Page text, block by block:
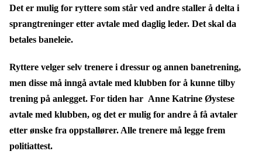
Det er mulig for ryttere som står ved andre staller å delta i
sprangtreninger etter avtale med daglig leder. Det skal da
betales baneleie.
Ryttere velger selv trenere i dressur og annen banetrening,
men disse må inngå avtale med klubben for å kunne tilby
trening på anlegget. For tiden har Anne Katrine Øystese
avtale med klubben, og det er mulig for andre å få avtaler
etter ønske fra oppstallører. Alle trenere må legge frem
politiattest.